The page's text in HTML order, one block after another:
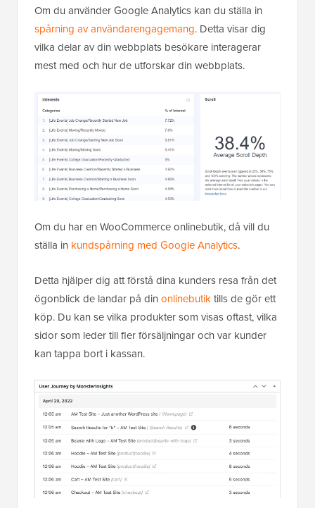
Om du använder Google Analytics kan du ställa in
spårning av användarengagemang. Detta visar dig
vilka delar av din webbplats besökare interagerar
mest med och hur de utforskar din webbplats.
Om du har en WooCommerce onlinebutik, då vill du
ställa in kundspårning med Google Analytics.
Detta hjälper dig att förstå dina kunders resa från det
ögonblick de landar på din onlinebutiktills de gör ett
köp. Du kan se vilka produkter som visas oftast, vilka
sidor som leder till fler försäljningar och var kunder
kan tappa bort i kassan.